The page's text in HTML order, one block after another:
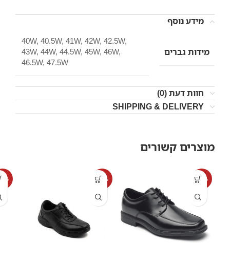
מידע נוסף
מידות גברים
40W, 40.5W, 41W, 42W, 42.5W,
43W, 44W, 44.5W, 45W, 46W,
46.5W, 47.5W
חוות דעת (0)
SHIPPING & DELIVERY
מוצרים קשורים
-13%
-21%